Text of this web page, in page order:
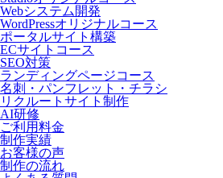
Webシステム開発
WordPressオリジナルコース
ポータルサイト構築
ECサイトコース
SEO対策
ランディングページコース
名刺・パンフレット・チラシ
リクルートサイト制作
AI研修
ご利用料金
制作実績
お客様の声
制作の流れ